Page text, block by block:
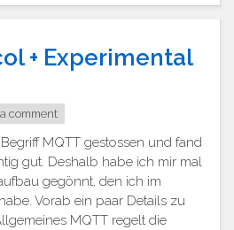
+ Experimental
comment
MQTT gestossen und fand
gut. Deshalb habe ich mir mal
gegönnt, den ich im
Vorab ein paar Details zu
MQTT regelt die